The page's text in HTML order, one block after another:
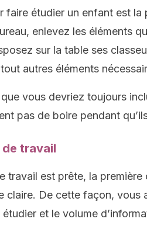
faire étudier un enfant est
enlevez les éléments
sur la table ses
autres éléments
que vous devriez toujours
pas de boire pendant
de travail
travail est prête, la
claire. De cette façon, vous
et le volume